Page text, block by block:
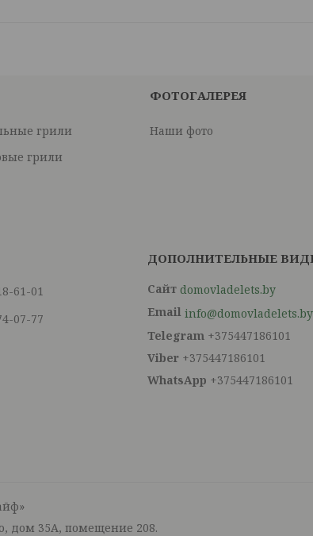
грили
грили
ФОТОГАЛЕРЕЯ
Наши фото
61-01
07-77
domovladelets.by
info@domovladelets.by
+375447186101
+375447186101
+375447186101
дом 35А, помещение 208.